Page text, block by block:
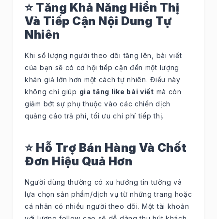
⭐ Tăng Khả Năng Hiển Thị
Và Tiếp Cận Nội Dung Tự
Nhiên
Khi số lượng người theo dõi tăng lên, bài viết
của bạn sẽ có cơ hội tiếp cận đến một lượng
khán giả lớn hơn một cách tự nhiên. Điều này
không chỉ giúp gia tăng like bài viết mà còn
giảm bớt sự phụ thuộc vào các chiến dịch
quảng cáo trả phí, tối ưu chi phí tiếp thị.
⭐ Hỗ Trợ Bán Hàng Và Chốt
Đơn Hiệu Quả Hơn
Người dùng thường có xu hướng tin tưởng và
lựa chọn sản phẩm/dịch vụ từ những trang hoặc
cá nhân có nhiều người theo dõi. Một tài khoản